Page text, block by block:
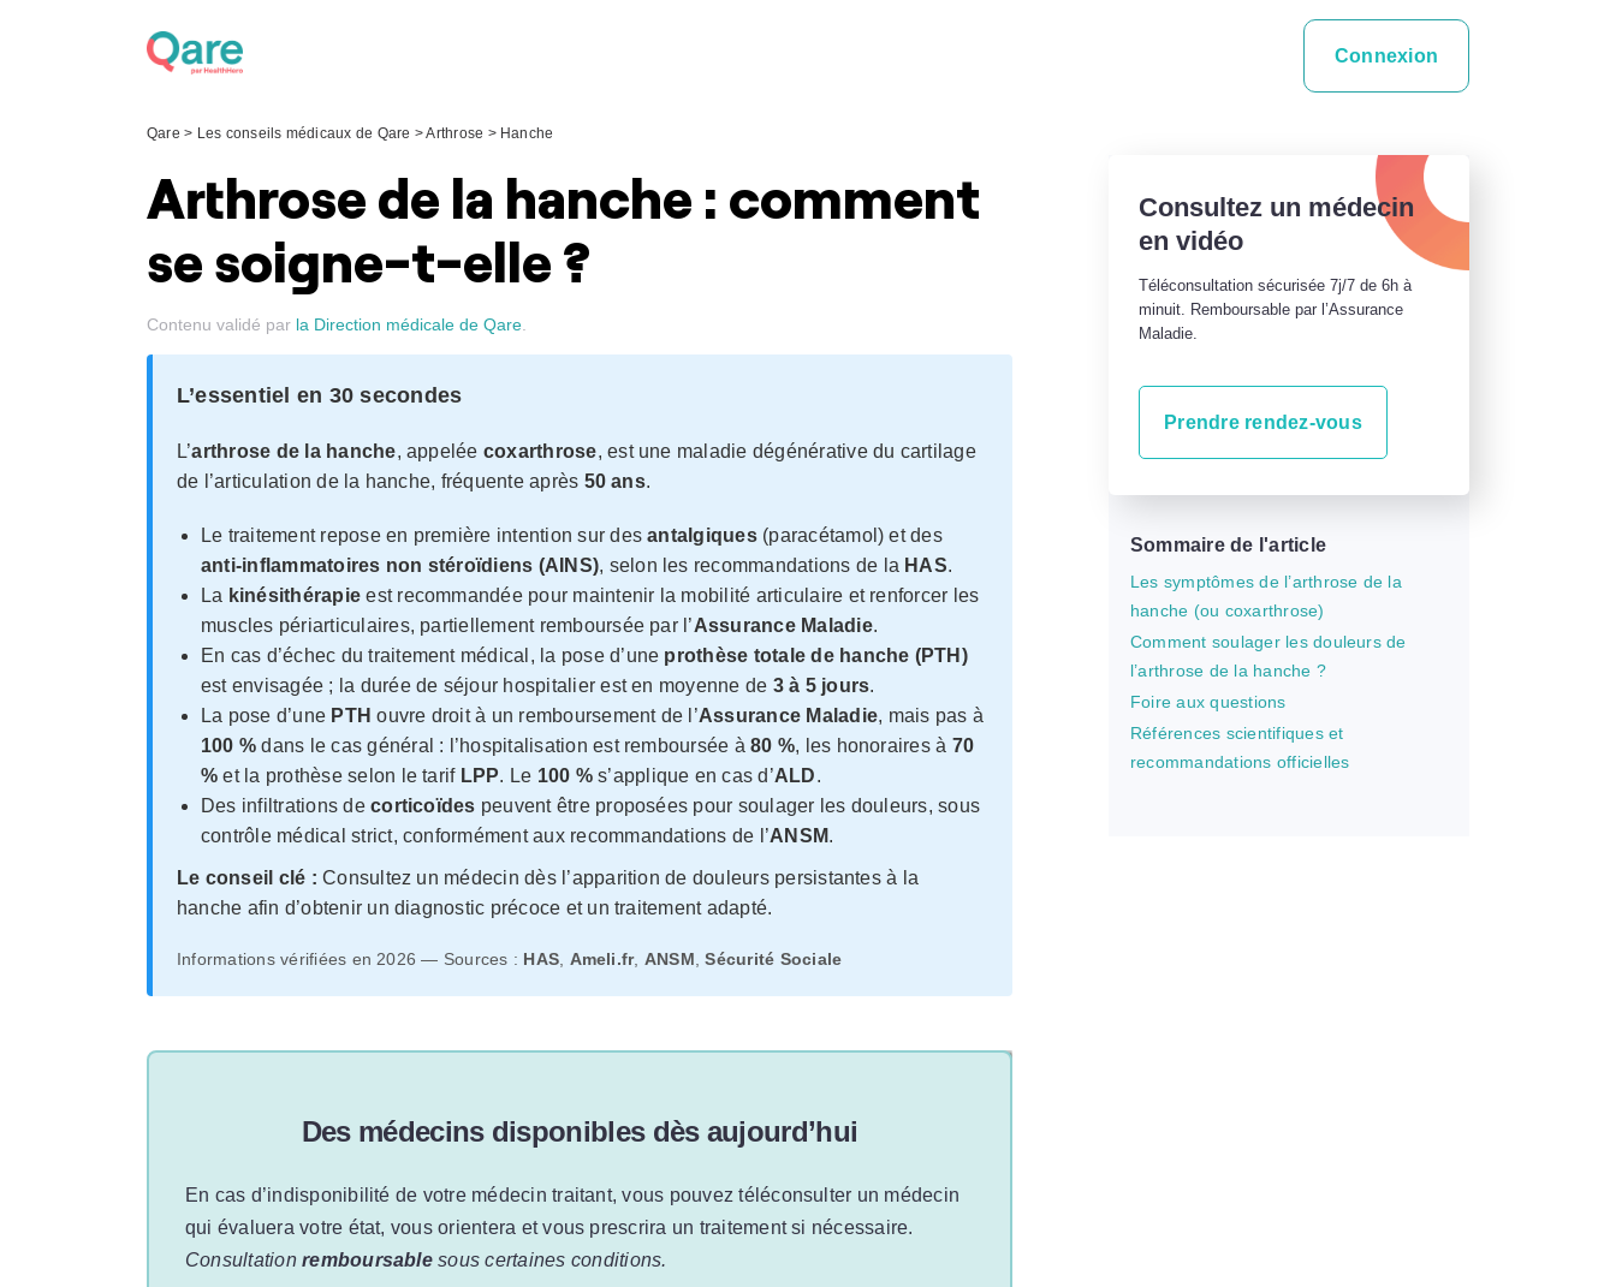
Connexion
Qare > Les conseils médicaux de Qare >Arthrose > Hanche
Arthrose de la hanche : comment
se soigne-t-elle ?
Contenu validé par la Direction médicale de Qare.
L’essentiel en 30 secondes
L’arthrose de la hanche, appelée coxarthrose, est une maladie dégénérative du cartilage
de l’articulation de la hanche, fréquente après 50 ans.
Le traitement repose en première intention sur desantalgiques(paracétamol) et des
anti-inflammatoires non stéroïdiens (AINS), selon les recommandations de la HAS.
La kinésithérapie est recommandée pour maintenir la mobilité articulaire et renforcer les
muscles périarticulaires, partiellement remboursée par l’Assurance Maladie.
En cas d’échec du traitement médical, la pose d’une prothèse totale de hanche (PTH)
est envisagée ; la durée de séjour hospitalier est en moyenne de 3 à 5 jours.
La pose d’une PTH ouvre droit à un remboursement de l’Assurance Maladie, mais pas à
100 % dans le cas général : l’hospitalisation est remboursée à80 %, les honoraires à 70
% et la prothèse selon le tarif LPP. Le 100 %s’applique en cas d’ALD.
Des infiltrations decorticoïdes peuvent être proposées pour soulager les douleurs, sous
contrôle médical strict, conformément aux recommandations de l’ANSM.
Le conseil clé : Consultez un médecin dès l’apparition de douleurs persistantes à la
hanche afin d’obtenir un diagnostic précoce et un traitement adapté.
Informations vérifiées en 2026 — Sources : HAS, Ameli.fr, ANSM ,Sécurité Sociale
Des médecins disponibles dès aujourd’hui
En cas d’indisponibilité de votre médecin traitant, vous pouvez téléconsulter un médecin
qui évaluera votre état, vous orientera et vous prescrira un traitement si nécessaire.
Consultationremboursablesous certaines conditions.
Consultez un médecin
en vidéo
Téléconsultation sécurisée 7j/7 de 6h à
minuit. Remboursable par l’Assurance
Maladie.
Prendre rendez-vous
Sommaire de l'article
Les symptômes de l’arthrose de la
hanche (ou coxarthrose)
Comment soulager les douleurs de
l’arthrose de la hanche ?
Foire aux questions
Références scientifiques et
recommandations officielles